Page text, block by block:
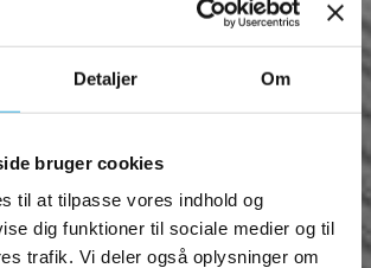
Detaljer Om
bruger cookies
til at tilpasse vores indhold og
dig funktioner til sociale medier og til
trafik. Vi deler også oplysninger om
hurtigst muligt.
til os på 58 54 13 14